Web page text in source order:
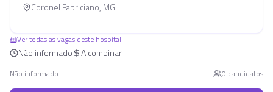
Coronel Fabriciano, MG
Ver todas as vagas deste hospital
Não informado A combinar
Não informado 0 candidatos